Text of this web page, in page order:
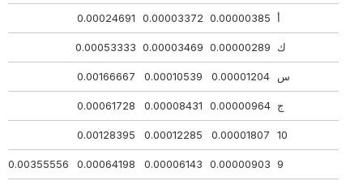
0.00000385
0.00003372
0.00024691
ك 0.00000289
0.00003469
0.00053333
س 0.00001204
0.00010539
0.00166667
0.00000964
0.00008431
0.00061728
10
0.00001807
0.00012285
0.00128395
0.00000903
0.00006143
0.00064198
0.00355556